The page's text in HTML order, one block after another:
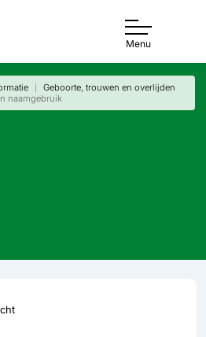
Menu
Geboorte, trouwen en overlijden
naamgebruik